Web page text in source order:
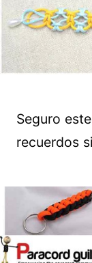
Seguro
recuerdos